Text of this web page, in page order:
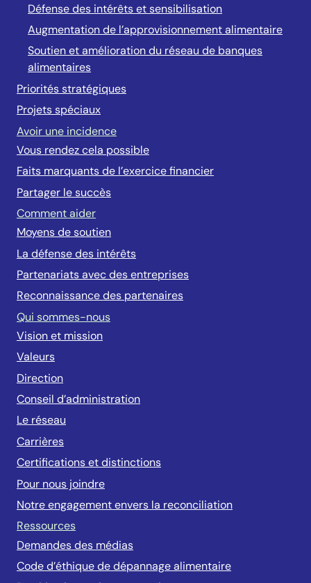
Défense des intérêts et sensibilisation
Augmentation de l’approvisionnement alimentaire
Soutien et amélioration du réseau de banques
alimentaires
Priorités stratégiques
Projets spéciaux
Avoir une incidence
Vous rendez cela possible
Faits marquants de l’exercice financier
Partager le succès
Comment aider
Moyens de soutien
La défense des intérêts
Partenariats avec des entreprises
Reconnaissance des partenaires
Qui sommes-nous
Vision et mission
Valeurs
Direction
Conseil d’administration
Le réseau
Carrières
Certifications et distinctions
Pour nous joindre
Notre engagement envers la reconciliation
Ressources
Demandes des médias
Code d’éthique de dépannage alimentaire